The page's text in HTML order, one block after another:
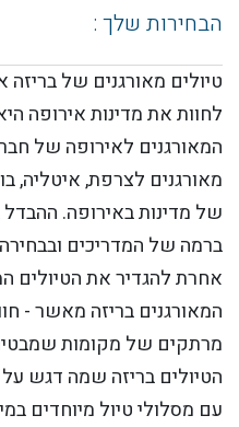
הבחירות שלך :
טיולים מאורגנים של בריזה
לחוות את מדינות אירופה
המאורגנים לאירופה של
מאורגנים לצרפת, איטליה,
של מדינות באירופה. ההבדל
ברמה של המדריכים
אחרת להגדיר את הטיולים
המאורגנים בריזה מאשר -
מרתקים של מקומות
הטיולים בריזה שמה דגש
עם מסלולי טיול מיוחדים